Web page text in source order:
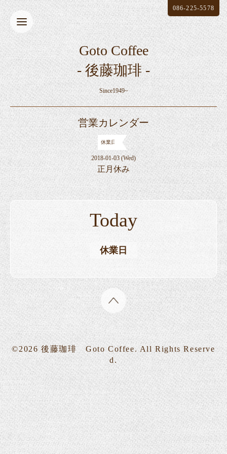
Goto Coffee
- 後藤珈琲 -
Since1949~
086-225-5578
営業カレンダー
休業日
2018-01-03 (Wed)
正月休み
Today
休業日
©2026 後藤珈琲 Goto Coffee. All Rights Reserve
d.